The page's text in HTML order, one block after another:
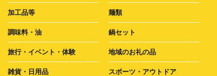
加工品等 麺類
調味料・油 鍋セット
旅行・イベント・体験 地域のお礼の品
雑貨・日用品 スポーツ・アウトドア